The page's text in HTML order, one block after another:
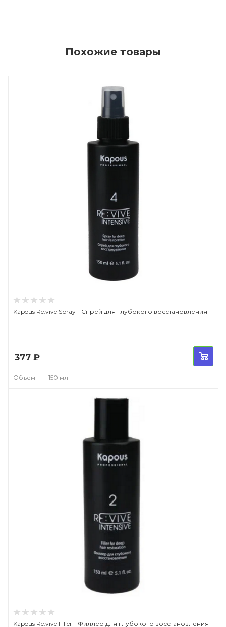
Похожие товары
Kapous Re:vive Spray - Спрей для глубокого восстановления
377 ₽
Объем — 150 мл
Kapous Re:vive Filler - Филлер для глубокого восстановления